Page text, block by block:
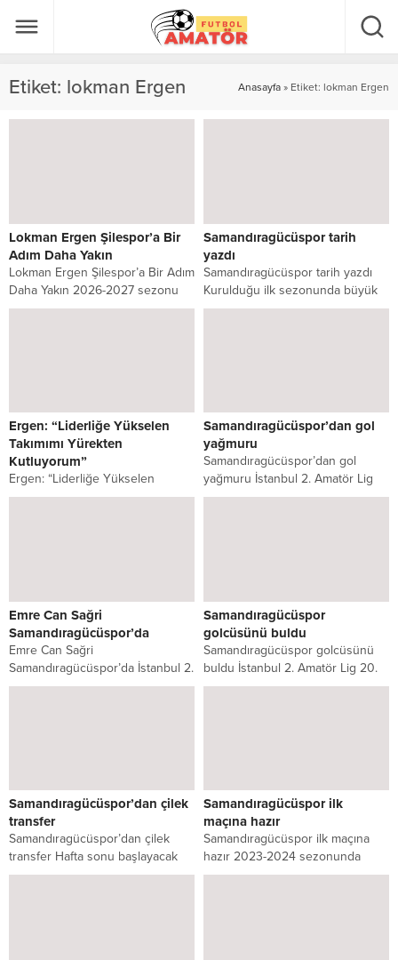
Etiket: lokman Ergen Anasayfa » Etiket: lokman Ergen
Lokman Ergen Şilespor’a Bir
Adım Daha Yakın
Lokman Ergen Şilespor’a Bir Adım
Daha Yakın 2026-2027 sezonu
öncesinde İstanbul Süper Amatör
Samandıragücüspor tarih
yazdı
Samandıragücüspor tarih yazdı
Kurulduğu ilk sezonunda büyük
bir çıkış yakalayan
Ergen: “Liderliğe Yükselen
Takımımı Yürekten
Kutluyorum”
Ergen: “Liderliğe Yükselen
Takımımı Yürekten Kutluyorum”
Samandıragücüspor’dan gol
yağmuru
Samandıragücüspor’dan gol
yağmuru İstanbul 2. Amatör Lig
20. Grup’ta mücadele eden
Emre Can Sağri
Samandıragücüspor’da
Emre Can Sağri
Samandıragücüspor’da İstanbul 2.
Amatör Lig 20. Grubun
Samandıragücüspor
golcüsünü buldu
Samandıragücüspor golcüsünü
buldu İstanbul 2. Amatör Lig 20.
Grup takımlarından
Samandıragücüspor’dan çilek
transfer
Samandıragücüspor’dan çilek
transfer Hafta sonu başlayacak
olan İstanbul 2.Amatör Lige iddialı
Samandıragücüspor ilk
maçına hazır
Samandıragücüspor ilk maçına
hazır 2023-2024 sezonunda
İstanbul 2. Amatör Lig 20. Grupta